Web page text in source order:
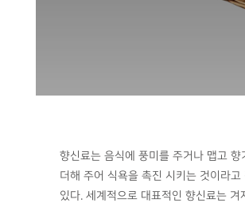
향신료는 음식에 풍미를 주거나 맵고 향
더해 주어 식욕을 촉진 시키는 것이라고
있다. 세계적으로 대표적인 향신료는 겨